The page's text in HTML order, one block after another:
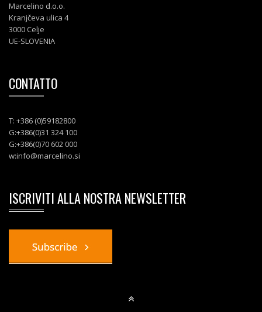
Marcelino d.o.o.
Kranjčeva ulica 4
3000 Celje
UE-SLOVENIA
CONTATTO
T: +386 (0)59182800
G:+386(0)31 324 100
G:+386(0)70 602 000
w:info@marcelino.si
ISCRIVITI ALLA NOSTRA NEWSLETTER